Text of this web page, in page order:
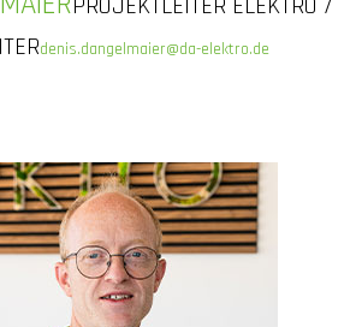
denis.dangelmaier@da-elektro.de